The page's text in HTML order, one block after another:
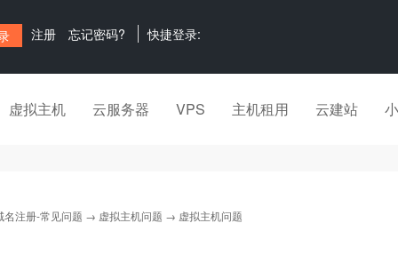
注册 忘记密码? 快捷登录:
虚拟主机 云服务器 VPS 主机租用 云建站
名注册-常见问题 → 虚拟主机问题 → 虚拟主机问题